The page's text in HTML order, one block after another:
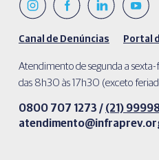
Canal de Denúncias Portal
Atendimento de segunda a sexta-
das 8h30 às 17h30 (exceto
0800 707 1273 / (21)